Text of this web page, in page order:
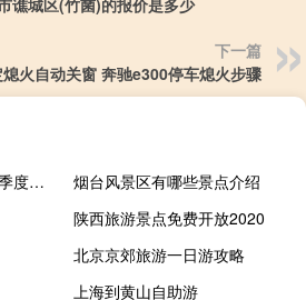
谯城区(竹菌)的报价是多少
下一篇
火自动关窗 奔驰e300停车熄火步骤
宝丽迪：2023年度第三季度净利润同比增长372.49%
烟台风景区有哪些景点介绍
陕西旅游景点免费开放2020
北京京郊旅游一日游攻略
上海到黄山自助游